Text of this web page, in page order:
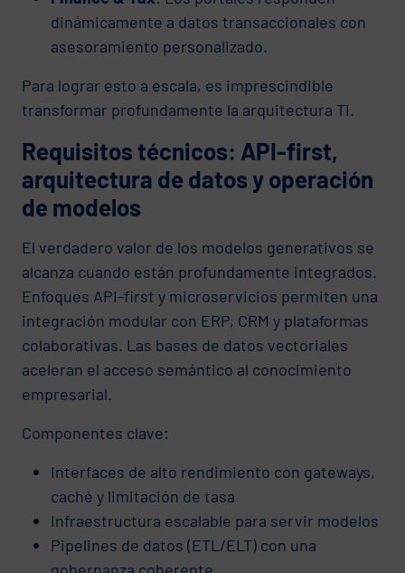
dinámicamente a datos transaccionales con
asesoramiento personalizado.
Para lograr esto a escala, es imprescindible
transformar profundamente la arquitectura TI.
Requisitos técnicos: API-first,
arquitectura de datos y operación
de modelos
El verdadero valor de los modelos generativos se
alcanza cuando están profundamente integrados.
Enfoques API-first y microservicios permiten una
integración modular con ERP, CRM y plataformas
colaborativas. Las bases de datos vectoriales
aceleran el acceso semántico al conocimiento
empresarial.
Componentes clave:
Interfaces de alto rendimiento con gateways,
caché y limitación de tasa
Infraestructura escalable para servir modelos
Pipelines de datos (ETL/ELT) con una